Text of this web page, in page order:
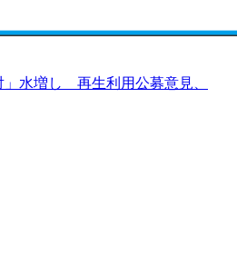
」水増し 再生利用公募意見、